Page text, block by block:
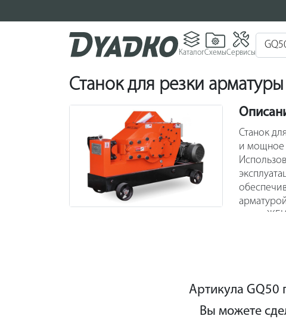
КаталогСхемыСервисы
Станок для резки
Станок
и мощное
литье
Артикула GQ50
Вы можете